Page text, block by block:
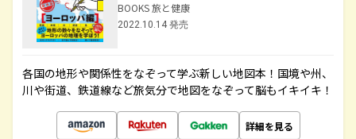
BOOKS 旅と健康
2022.10.14 発売
各国の地形や関係性をなぞって学ぶ新しい地図本！国境や州、
川や街道、鉄道線など旅気分で地図をなぞって脳もイキイキ！
詳細を見る